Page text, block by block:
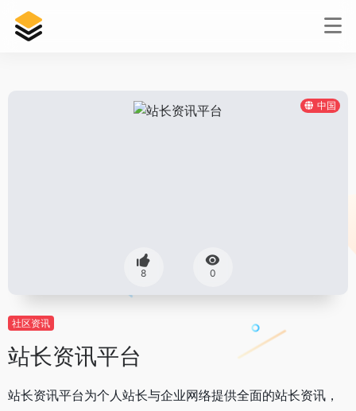
中国
8 0
社区资讯
站长资讯平台
站长资讯平台为个人站长与企业网络提供全面的站长资讯，